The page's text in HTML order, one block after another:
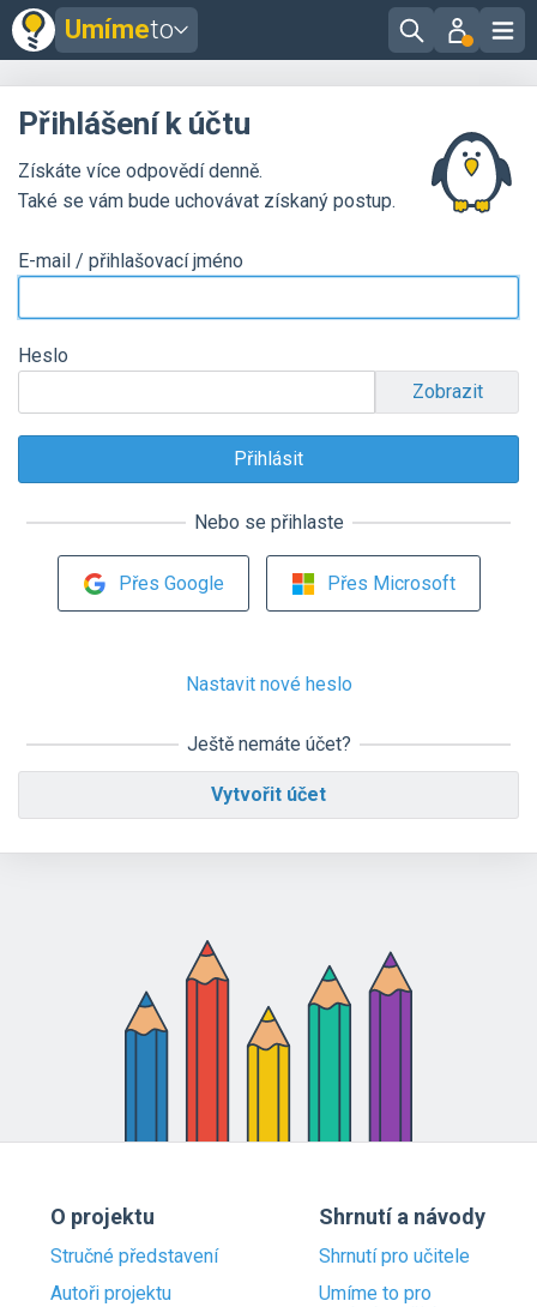
Umímeto
Přihlášení k účtu
Získáte více odpovědí denně.
Také se vám bude uchovávat získaný postup.
E-mail / přihlašovací jméno
Heslo
Zobrazit
Nebo se přihlaste
Přes Google Přes Microsoft
Nastavit nové heslo
Ještě nemáte účet?
Vytvořit účet
O projektu
Stručné představení
Autoři projektu
Shrnutí a návody
Shrnutí pro učitele
Umíme to pro